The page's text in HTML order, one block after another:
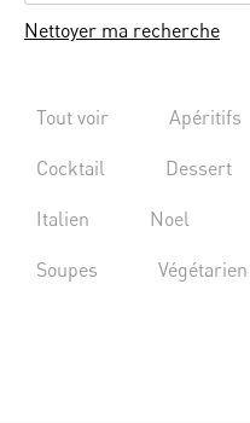
Nettoyer ma recherche
Tout voir Apéritifs
Cocktail Dessert
Italien Noel
Soupes Végétarien